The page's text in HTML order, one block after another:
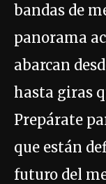
bandas de
panorama
abarcan
hasta giras
Prepárate
que están
futuro del